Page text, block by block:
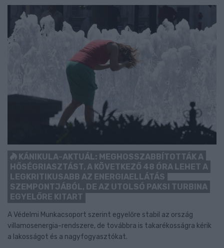
KÁNIKULA-AKTUÁL: MEGHOSSZABBÍTOTTÁK A
HŐSÉGRIASZTÁST, A KÖVETKEZŐ 48 ÓRA LEHET A
LEGKRITIKUSABB AZ ENERGIAELLÁTÁS
SZEMPONTJÁBÓL, DE AZ UTOLSÓ PAKSI TURBINA
EGYELŐRE KITART
A Védelmi Munkacsoport szerint egyelőre stabil az ország
villamosenergia-rendszere, de továbbra is takarékosságra kérik
a lakosságot és a nagyfogyasztókat.